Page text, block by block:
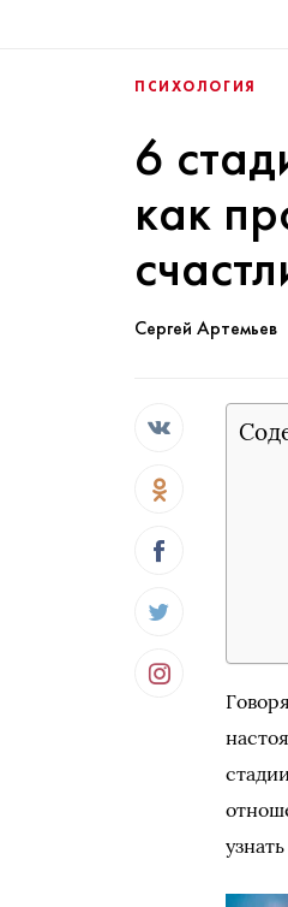
ПСИХОЛОГИЯ
6
как
Сергей Артемьев